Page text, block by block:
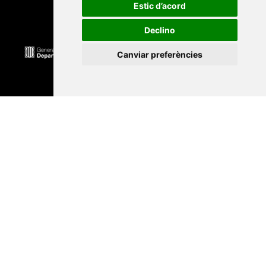
Estic d’acord
Declino
Canviar preferències